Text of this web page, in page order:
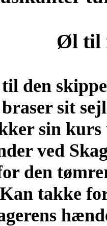
Øl til
den
sit
sin
ved
den
Kan takke